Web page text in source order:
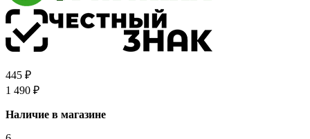
445 ₽
1 490 ₽
Наличие в магазине